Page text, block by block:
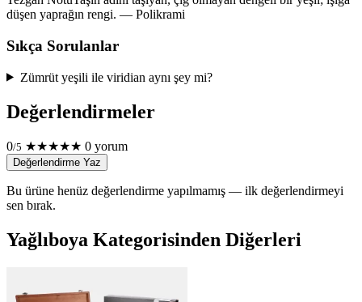
düşen yaprağın rengi. — Polikrami
Sıkça Sorulanlar
Zümrüt yeşili ile viridian aynı şey mi?
Değerlendirmeler
0/5 ★★★★★ 0 yorum
Değerlendirme Yaz
Bu ürüne henüz değerlendirme yapılmamış — ilk değerlendirmeyi
sen bırak.
Yağlıboya Kategorisinden Diğerleri